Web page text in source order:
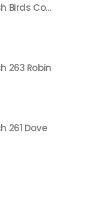
LART Gel Polish Birds Collection Set
263 Robin
261 Dove